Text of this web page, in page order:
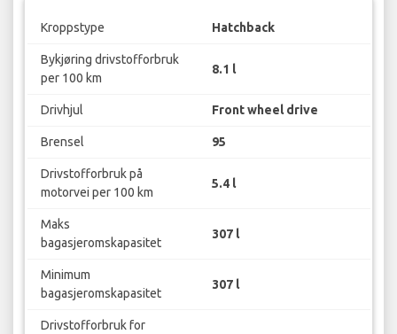
Kroppstype Hatchback
Bykjøring drivstofforbruk
per 100 km
8.1 l
Drivhjul Front wheel drive
Brensel 95
Drivstofforbruk på
motorvei per 100 km
5.4 l
Maks
bagasjeromskapasitet
307 l
Minimum
bagasjeromskapasitet
307 l
Drivstofforbruk for